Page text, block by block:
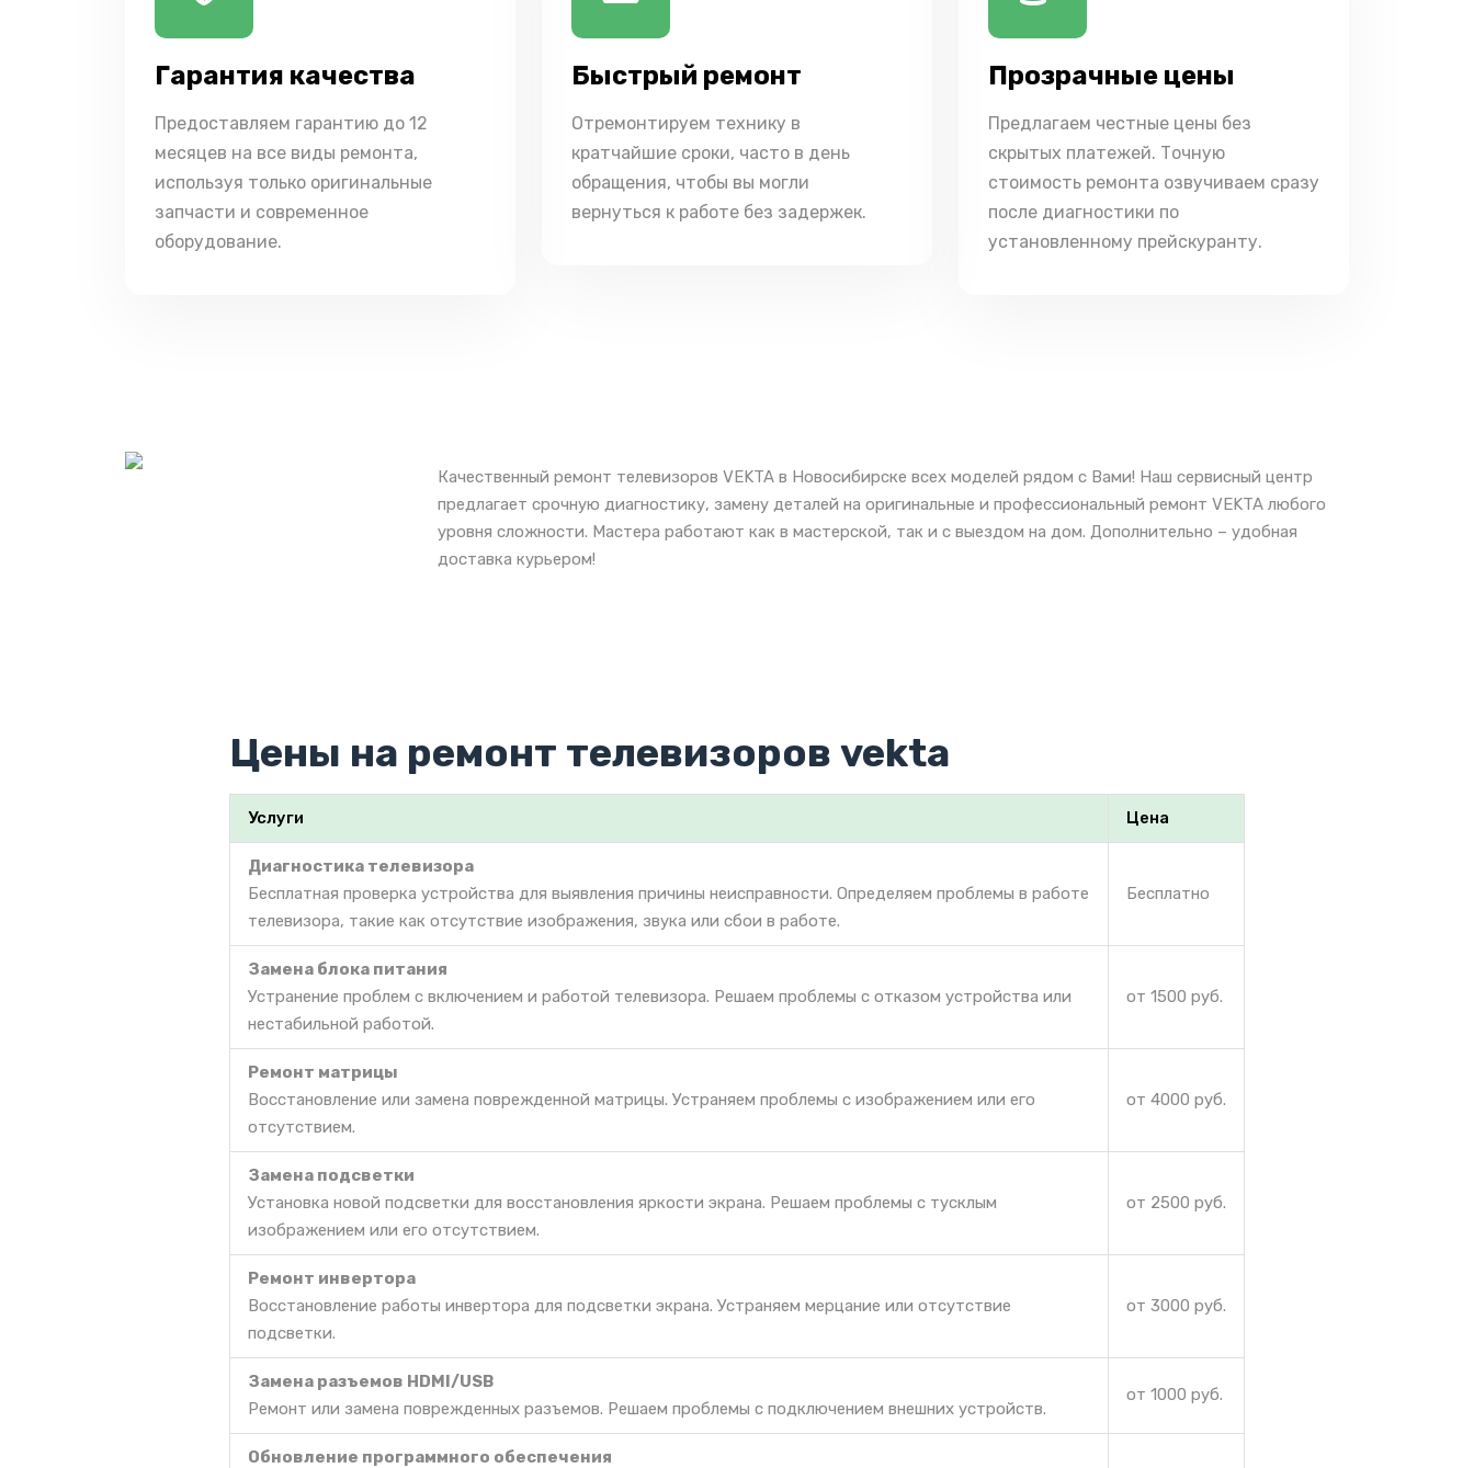
Гарантия качества
Предоставляем гарантию до 12
месяцев на все виды ремонта,
используя только оригинальные
запчасти и современное
оборудование.
Быстрый ремонт
Отремонтируем технику в
кратчайшие сроки, часто в день
обращения, чтобы вы могли
вернуться к работе без задержек.
Прозрачные цены
Предлагаем честные цены без
скрытых платежей. Точную
стоимость ремонта озвучиваем сразу
после диагностики по
установленному прейскуранту.
Качественный ремонт телевизоров VEKTA в Новосибирске всех моделей рядом с Вами! Наш сервисный центр
предлагает срочную диагностику, замену деталей на оригинальные и профессиональный ремонт VEKTA любого
уровня сложности. Мастера работают как в мастерской, так и с выездом на дом. Дополнительно – удобная
доставка курьером!
Цены на ремонт телевизоров vekta
Услуги Цена
Диагностика телевизора
Бесплатная проверка устройства для выявления причины неисправности. Определяем проблемы в работе
телевизора, такие как отсутствие изображения, звука или сбои в работе.
Бесплатно
Замена блока питания
Устранение проблем с включением и работой телевизора. Решаем проблемы с отказом устройства или
нестабильной работой.
от 1500 руб.
Ремонт матрицы
Восстановление или замена поврежденной матрицы. Устраняем проблемы с изображением или его
отсутствием.
от 4000 руб.
Замена подсветки
Установка новой подсветки для восстановления яркости экрана. Решаем проблемы с тусклым
изображением или его отсутствием.
от 2500 руб.
Ремонт инвертора
Восстановление работы инвертора для подсветки экрана. Устраняем мерцание или отсутствие
подсветки.
от 3000 руб.
Замена разъемов HDMI/USB
Ремонт или замена поврежденных разъемов. Решаем проблемы с подключением внешних устройств.
от 1000 руб.
Обновление программного обеспечения